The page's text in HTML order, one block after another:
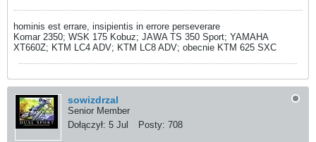
hominis est errare, insipientis in errore perseverare
Komar 2350; WSK 175 Kobuz; JAWA TS 350 Sport; YAMAHA
XT660Z; KTM LC4 ADV; KTM LC8 ADV; obecnie KTM 625 SXC
sowizdrzal
Senior Member
Dołączył: 5 Jul Posty: 708